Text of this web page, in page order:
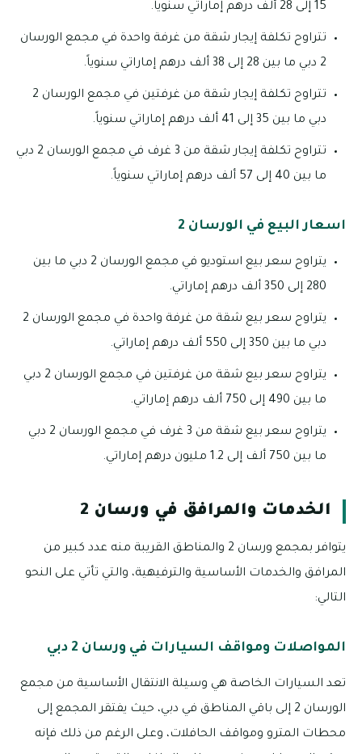
15 إلى 28 ألف درهم إماراتي سنوياً.
تتراوح تكلفة إيجار شقة من غرفة واحدة في مجمع الورسان
2 دبي ما بين 28 إلى 38 ألف درهم إماراتي سنوياً.
تتراوح تكلفة إيجار شقة من غرفتين في مجمع الورسان 2
دبي ما بين 35 إلى 41 ألف درهم إماراتي سنوياً.
تتراوح تكلفة إيجار شقة من 3 غرف في مجمع الورسان 2 دبي
ما بين 40 إلى 57 ألف درهم إماراتي سنوياً.
اسعار البيع في الورسان 2
يتراوح سعر بيع استوديو في مجمع الورسان 2 دبي ما بين
280 إلى 350 ألف درهم إماراتي.
يتراوح سعر بيع شقة من غرفة واحدة في مجمع الورسان 2
دبي ما بين 350 إلى 550 ألف درهم إماراتي.
يتراوح سعر بيع شقة من غرفتين في مجمع الورسان 2 دبي
ما بين 490 إلى 750 ألف درهم إماراتي.
يتراوح سعر بيع شقة من 3 غرف في مجمع الورسان 2 دبي
ما بين 750 ألف إلى 1.2 مليون درهم إماراتي.
الخدمات والمرافق في ورسان 2
يتوافر بمجمع ورسان 2 والمناطق القريبة منه عدد كبير من
المرافق والخدمات الأساسية والترفيهية، والتي تأتي على النحو
التالي:
المواصلات ومواقف السيارات في ورسان 2 دبي
تعد السيارات الخاصة هي وسيلة الانتقال الأساسية من مجمع
الورسان 2 إلى باقي المناطق في دبي، حيث يفتقر المجمع إلى
محطات المترو ومواقف الحافلات، وعلى الرغم من ذلك فإنه